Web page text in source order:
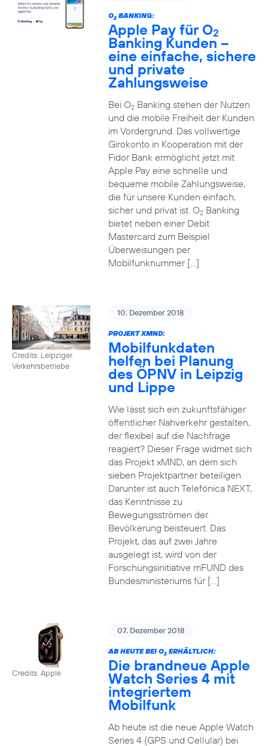
O2BANKING:
Apple Pay für O2
Banking Kunden –
eine einfache, sichere
und private
Zahlungsweise
Bei O2Banking stehen der Nutzen
und die mobile Freiheit der Kunden
im Vordergrund. Das vollwertige
Girokonto in Kooperation mit der
Fidor Bank ermöglicht jetzt mit
Apple Pay eine schnelle und
bequeme mobile Zahlungsweise,
die für unsere Kunden einfach,
sicher und privat ist. O2Banking
bietet neben einer Debit
Mastercard zum Beispiel
Überweisungen per
Mobilfunknummer […]
Credits: Leipziger
Verkehrsbetriebe
10. Dezember 2018
PROJEKT XMND:
Mobilfunkdaten
helfen bei Planung
des ÖPNV in Leipzig
und Lippe
Wie lässt sich ein zukunftsfähiger
öffentlicher Nahverkehr gestalten,
der flexibel auf die Nachfrage
reagiert? Dieser Frage widmet sich
das Projekt xMND, an dem sich
sieben Projektpartner beteiligen.
Darunter ist auch Telefónica NEXT,
das Kenntnisse zu
Bewegungsströmen der
Bevölkerung beisteuert. Das
Projekt, das auf zwei Jahre
ausgelegt ist, wird von der
Forschungsinitiative mFUND des
Bundesministeriums für […]
Credits: Apple
07. Dezember 2018
AB HEUTE BEI O2ERHÄLTLICH:
Die brandneue Apple
Watch Series 4 mit
integriertem
Mobilfunk
Ab heute ist die neue Apple Watch
Series 4 (GPS und Cellular) bei